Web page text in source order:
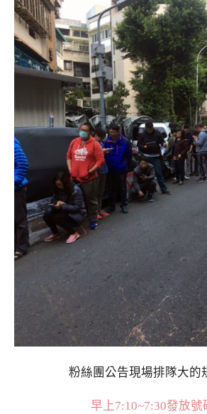
粉絲團公告現場排隊大的
早上7:10~7:30發放號